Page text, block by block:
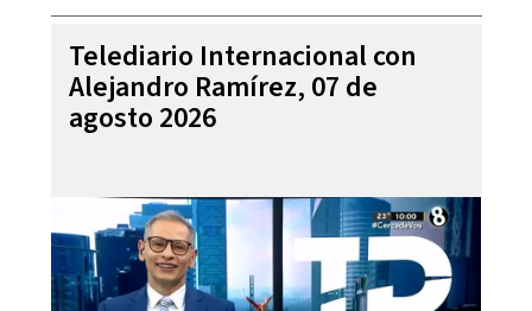
Telediario Internacional con
Alejandro Ramírez, 07 de
agosto 2026